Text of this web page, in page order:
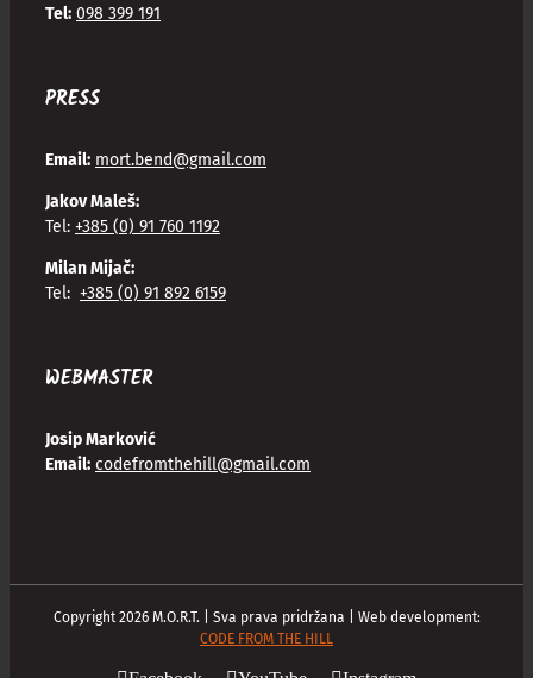
Tel: 098 399 191
PRESS
Email: mort.bend@gmail.com
Jakov Maleš:
Tel: +385 (0) 91 760 1192
Milan Mijač:
Tel: +385 (0) 91 892 6159
WEBMASTER
Josip Marković
Email: codefromthehill@gmail.com
Copyright2026M.O.R.T. | Sva prava pridržana | Web development:
CODE FROM THE HILL